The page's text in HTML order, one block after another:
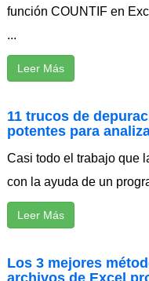
función COUNTIF en
...
Leer Más
11 trucos de
potentes para
Casi todo el trabajo que
con la ayuda de un
Leer Más
Los 3 mejores